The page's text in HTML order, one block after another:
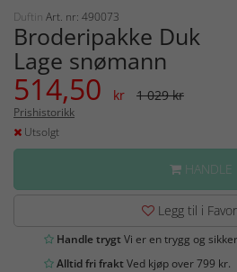
Duftin Art. nr: 490073
Broderipakke Duk
Lage snømann
514,50 kr 1 029 kr
Prishistorikk
Utsolgt
HANDLE
Legg til i
Handle trygtVi er en trygg og
Alltid fri fraktVed kjøp over 799 kr.